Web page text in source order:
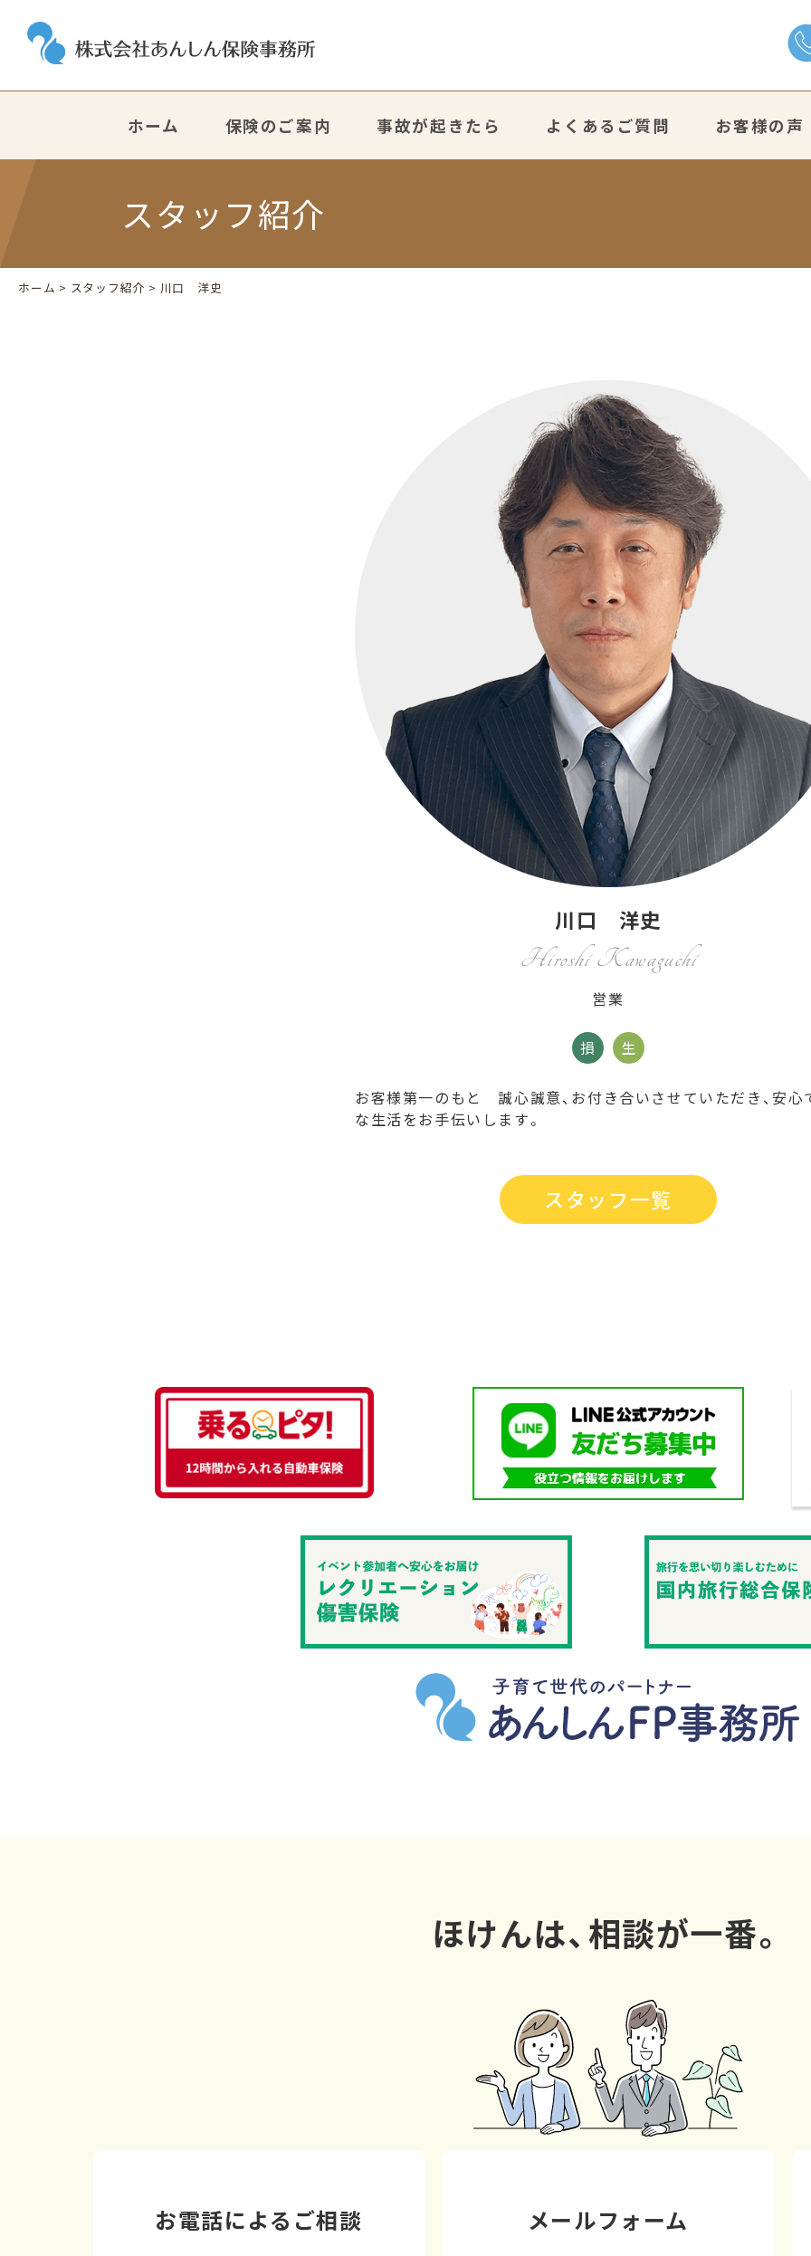
ホーム 保険のご案内 事故が起きたら よくあるご質問 お客様の声
スタッフ紹介
ホーム > スタッフ紹介 > 川口 洋史
川口 洋史
Hiroshi Kawaguchi
営業
損 生
お客様第一のもと 誠心誠意、お付き合いさせていただき、安心
な生活をお手伝いします。
スタッフ一覧
ほけんは、相談が一番。
お電話によるご相談 メールフォーム